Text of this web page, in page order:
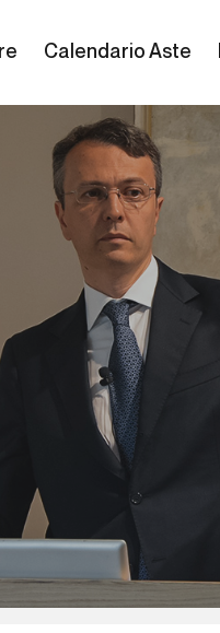
Calendario Aste